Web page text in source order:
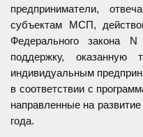
предприниматели,
субъектам МСП,
Федерального закона
поддержку,
индивидуальным
в соответствии с
направленные на
года.